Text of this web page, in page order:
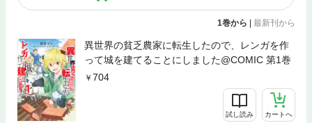
1巻から | 最新刊から
異世界の貧乏農家に転生したので、レンガを作
って城を建てることにしました@COMIC 第1巻
704
試し読み カートへ